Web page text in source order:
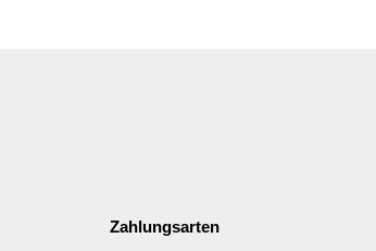
Zahlungsarten